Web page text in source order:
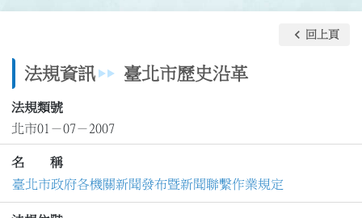
法規資訊 臺北市歷史沿革
keyboard_arrow_left 回上頁
法規類號
北市01－07－2007
名 稱
臺北市政府各機關新聞發布暨新聞聯繫作業規定